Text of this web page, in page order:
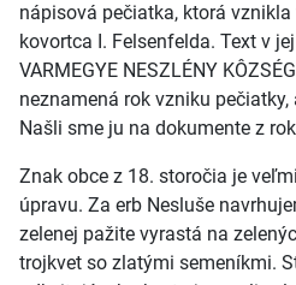
nápisová pečiatka, ktorá
kovortca I. Felsenfelda. Text v
VARMEGYE NESZLÉNY
neznamená rok vzniku
Našli sme ju na dokumente z
Znak obce z 18. storočia je
úpravu. Za erb Nesluše
zelenej pažite vyrastá na
trojkvet so zlatými semeníkmi.